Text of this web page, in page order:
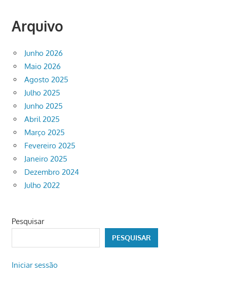
Arquivo
Junho 2026
Maio 2026
Agosto 2025
Julho 2025
Junho 2025
Abril 2025
Março 2025
Fevereiro 2025
Janeiro 2025
Dezembro 2024
Julho 2022
Pesquisar
PESQUISAR
Iniciar sessão